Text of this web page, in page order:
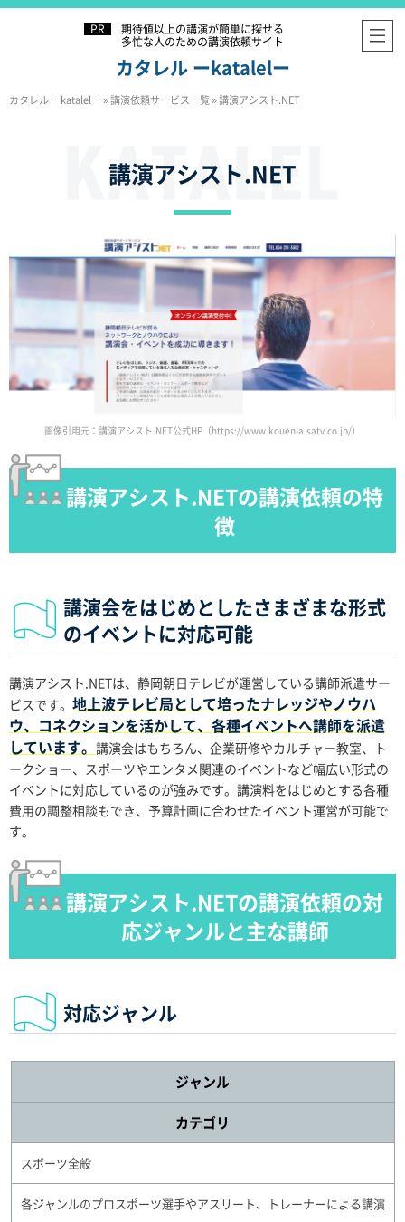
期待値以上の講演が簡単に探せる
多忙な人のための講演依頼サイト
カタレル ーkatalelー
カタレル ーkatalelー»講演依頼サービス一覧»講演アシスト.NET
講演アシスト.NET
画像引用元：講演アシスト.NET公式HP（https://www.kouen-a.satv.co.jp/）
講演アシスト.NETの講演依頼の特
徴
講演会をはじめとしたさまざまな形式
のイベントに対応可能
講演アシスト.NETは、静岡朝日テレビが運営している講師派遣サー
ビスです。 地上波テレビ局として培ったナレッジやノウハ
ウ、コネクションを活かして、各種イベントへ講師を派遣
しています。 講演会はもちろん、企業研修やカルチャー教室、ト
ークショー、スポーツやエンタメ関連のイベントなど幅広い形式の
イベントに対応しているのが強みです。講演料をはじめとする各種
費用の調整相談もでき、予算計画に合わせたイベント運営が可能で
す。
講演アシスト.NETの講演依頼の対
応ジャンルと主な講師
対応ジャンル
ジャンル
カテゴリ
スポーツ全般
各ジャンルのプロスポーツ選手やアスリート、トレーナーによる講演